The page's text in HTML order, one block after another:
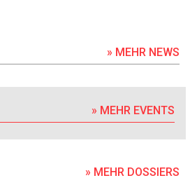
» MEHR NEWS
» MEHR EVENTS
» MEHR DOSSIERS